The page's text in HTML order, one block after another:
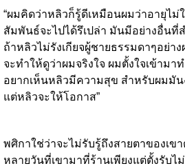
“ผมคิดว่าหลิวก็รู้ดีเหมือนผมว่าอายุไม่
สัมพันธ์จะไปได้รึเปล่า มันมีอย่างอื่นที่
ถ้าหลิวไม่รังเกียจผู้ชายธรรมดาๆอย่า
จะทำให้ดูว่าผมจริงใจ ผมตั้งใจเข้ามา
อยากเห็นหลิวมีความสุข สำหรับผมมัน
แต่หลิวจะให้โอกาส”
พศิกาใช่ว่าจะไม่รับรู้ถึงสายตาของเข
หลายวันที่เขามาที่ร้านเพียงแต่ตั้งรับไ